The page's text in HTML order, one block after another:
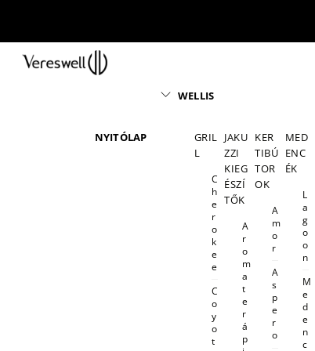
content
NYITÓLAP
WELLIS
GRIL
L
C
h
e
r
o
k
e
e
C
o
y
o
t
JAKU
ZZI
KIEG
ÉSZÍ
TŐK
A
r
o
m
a
t
e
r
á
p
KER
TIBÚ
TOR
OK
A
m
o
r
A
s
p
e
r
o
MED
ENC
ÉK
L
a
g
o
o
n
M
e
d
e
n
c